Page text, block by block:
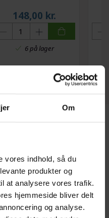
Om
vores indhold, så du
produkter og
at analysere vores trafik.
hjemmeside bliver delt
og analyse.
148,00 kr.
6 på lager
Shimano, der er
med to klinger på
Alfine gearnav
kædestrammeren i